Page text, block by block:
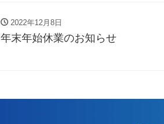
2022年12月8日
年末年始休業のお知らせ